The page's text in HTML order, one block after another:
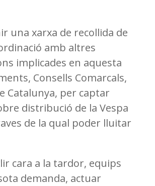
una xarxa de recollida de
amb altres
implicades en aquesta
Consells Comarcals,
Catalunya, per captar
distribució de la Vespa
de la qual poder lluitar
cara a la tardor, equips
demanda, actuar